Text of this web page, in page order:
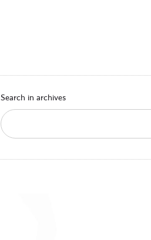
Search in archives